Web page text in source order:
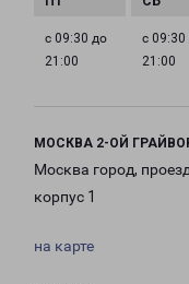
с 09:30 до
21:00
с 09:30
21:00
МОСКВА 2-ОЙ
Москва город,
корпус 1
на карте